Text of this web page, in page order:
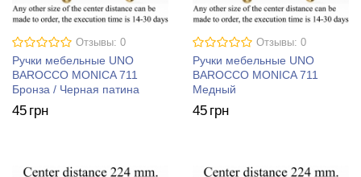
Отзывы: 0
Ручки мебельные UNO
BAROCCO MONICA 711
Бронза / Черная патина
45 грн
Отзывы: 0
Ручки мебельные UNO
BAROCCO MONICA 711
Медный
45 грн